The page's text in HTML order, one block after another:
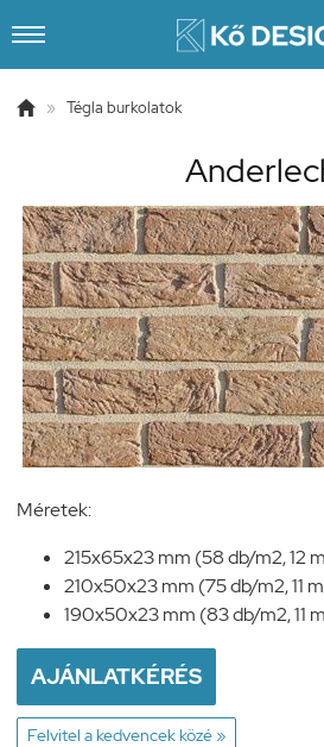
 » Tégla burkolatok
Méretek:
215x65x23 mm (58 db/m2, 12
210x50x23 mm (75 db/m2, 11
190x50x23 mm (83 db/m2, 11
AJÁNLATKÉRÉS
Felvitel a kedvencek közé »